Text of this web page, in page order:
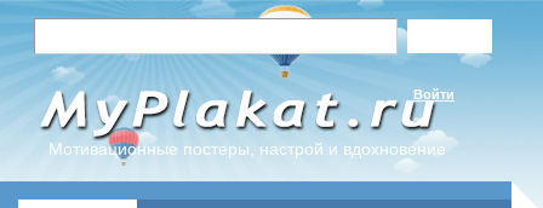
Мотивационные постеры, настрой и вдохновение
Войти